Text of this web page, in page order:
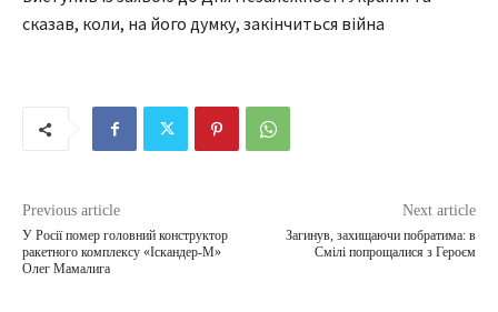
сказав, коли, на його думку, закінчиться війна
Previous article
У Росії помер головний конструктор
ракетного комплексу «Іскандер-М»
Олег Мамалига
Next article
Загинув, захищаючи побратима: в
Смілі попрощалися з Героєм